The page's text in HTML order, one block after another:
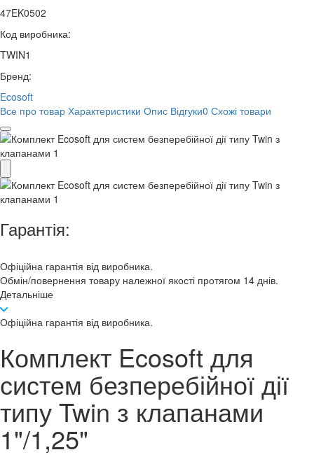
47EK0502
Код виробника:
TWIN1
Бренд:
Ecosoft
Все про товар Характеристики Опис Відгуки0 Схожі товари
Гарантія:
Офіційна гарантія від виробника.
Обмін/повернення товару належної якості протягом 14 днів.
Детальніше
Офіційна гарантія від виробника.
Комплект Ecosoft для
систем безперебійної дії
типу Twin з клапанами
1"/1,25"